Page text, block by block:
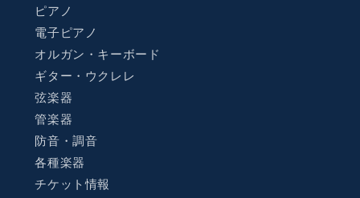
ピアノ
電子ピアノ
オルガン・キーボード
ギター・ウクレレ
弦楽器
管楽器
防音・調音
各種楽器
チケット情報